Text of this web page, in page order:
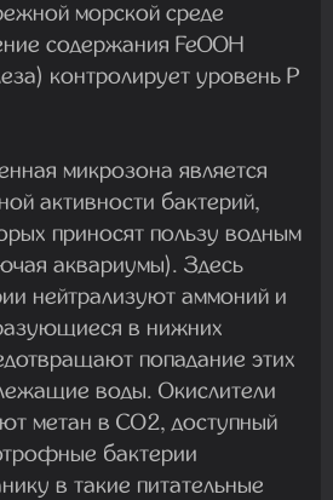
морской среде
содержания FeOOH
контролирует уровень P
микрозона является
активности бактерий,
приносят пользу водным
аквариумы). Здесь
нейтрализуют аммоний и
в нижних
попадание этих
воды. Окислители
метан в CO2, доступный
бактерии
в такие питательные